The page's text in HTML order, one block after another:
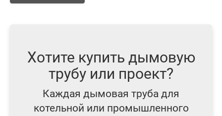
Хотите купить дымовую
трубу или проект?
Каждая дымовая труба для
котельной или промышленного